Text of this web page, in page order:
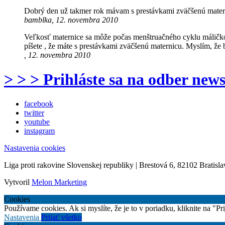
Dobrý den už takmer rok mávam s prestávkami zväčšenú
bamblka, 12. novembra 2010
Veľkosť maternice sa môže počas menštruačného cyklu
píšete , že máte s prestávkami zväčšenú maternicu. Myslím,
, 12. novembra 2010
> > > Prihláste sa na odber
facebook
twitter
youtube
instagram
Nastavenia cookies
Liga proti rakovine Slovenskej republiky | Brestová 6, 82102
Vytvoril Melon Marketing
Cookies
Používame cookies. Ak si myslíte, že je to v poriadku, kliknite na
Nastavenia Prijať všetko